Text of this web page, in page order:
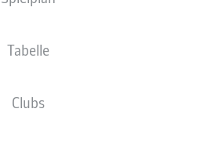
Tabelle
Clubs